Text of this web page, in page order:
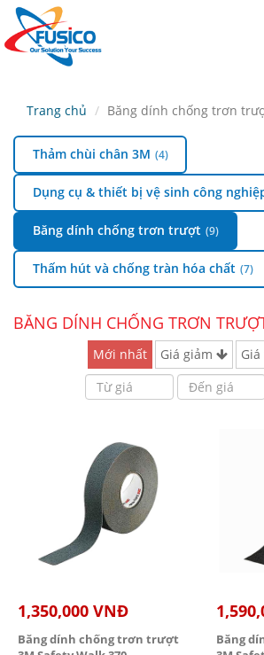
Trang chủ Băng dính chống trơn
Thảm chùi chân 3M (4)
Dụng cụ & thiết bị vệ sinh công
Băng dính chống trơn trượt (9)
Thấm hút và chống tràn hóa chất (7)
BĂNG DÍNH CHỐNG TRƠN
Mới nhất Giá giảm
1,350,000 VNĐ
Băng dính chống trơn trượt
Băng